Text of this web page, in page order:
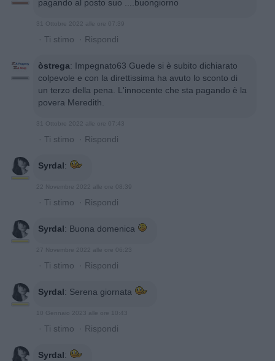
pagando al posto suo ....buongiorno
31 Ottobre 2022 alle ore 07:39
· Ti stimo · Rispondi
òstrega: Impegnato63 Guede si è subito dichiarato
colpevole e con la direttissima ha avuto lo sconto di
un terzo della pena. L'innocente che sta pagando è la
povera Meredith.
31 Ottobre 2022 alle ore 07:43
· Ti stimo · Rispondi
Syrdal:
22 Novembre 2022 alle ore 08:39
· Ti stimo · Rispondi
Syrdal: Buona domenica
27 Novembre 2022 alle ore 06:23
· Ti stimo · Rispondi
Syrdal: Serena giornata
10 Gennaio 2023 alle ore 10:43
· Ti stimo · Rispondi
Syrdal: